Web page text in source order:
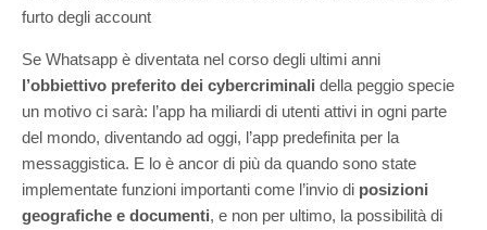
furto degli account
Se Whatsapp è diventata nel corso degli ultimi anni
l’obbiettivo preferito dei cybercriminali della peggio specie
un motivo ci sarà: l’app ha miliardi di utenti attivi in ogni parte
del mondo, diventando ad oggi, l’app predefinita per la
messaggistica. E lo è ancor di più da quando sono state
implementate funzioni importanti come l’invio di posizioni
geografiche e documenti, e non per ultimo, la possibilità di